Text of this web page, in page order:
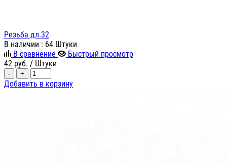
Резьба дл.32
В наличии : 64 Штуки
В сравнение
Быстрый просмотр
42 руб. / Штуки
- +
Добавить в корзину